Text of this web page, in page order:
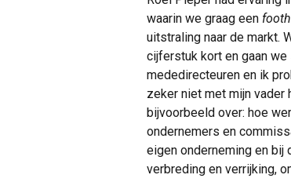
waarin we graag een
uitstraling naar de markt.
cijferstuk kort en gaan
mededirecteuren en ik
zeker niet met mijn
bijvoorbeeld over: hoe
ondernemers en
eigen onderneming en bij
verbreding en verrijking,